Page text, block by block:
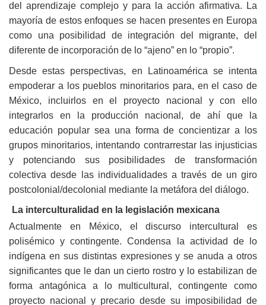
del aprendizaje complejo y para la acción afirmativa. La
mayoría de estos enfoques se hacen presentes en Europa
como una posibilidad de integración del migrante, del
diferente de incorporación de lo “ajeno” en lo “propio”.
Desde estas perspectivas, en Latinoamérica se intenta
empoderar a los pueblos minoritarios para, en el caso de
México, incluirlos en el proyecto nacional y con ello
integrarlos en la producción nacional, de ahí que la
educación popular sea una forma de concientizar a los
grupos minoritarios, intentando contrarrestar las injusticias
y potenciando sus posibilidades de transformación
colectiva desde las individualidades a través de un giro
postcolonial/decolonial mediante la metáfora del diálogo.
La interculturalidad en la legislación mexicana
Actualmente en México, el discurso intercultural es
polisémico y contingente. Condensa la actividad de lo
indígena en sus distintas expresiones y se anuda a otros
significantes que le dan un cierto rostro y lo estabilizan de
forma antagónica a lo multicultural, contingente como
proyecto nacional y precario desde su imposibilidad de